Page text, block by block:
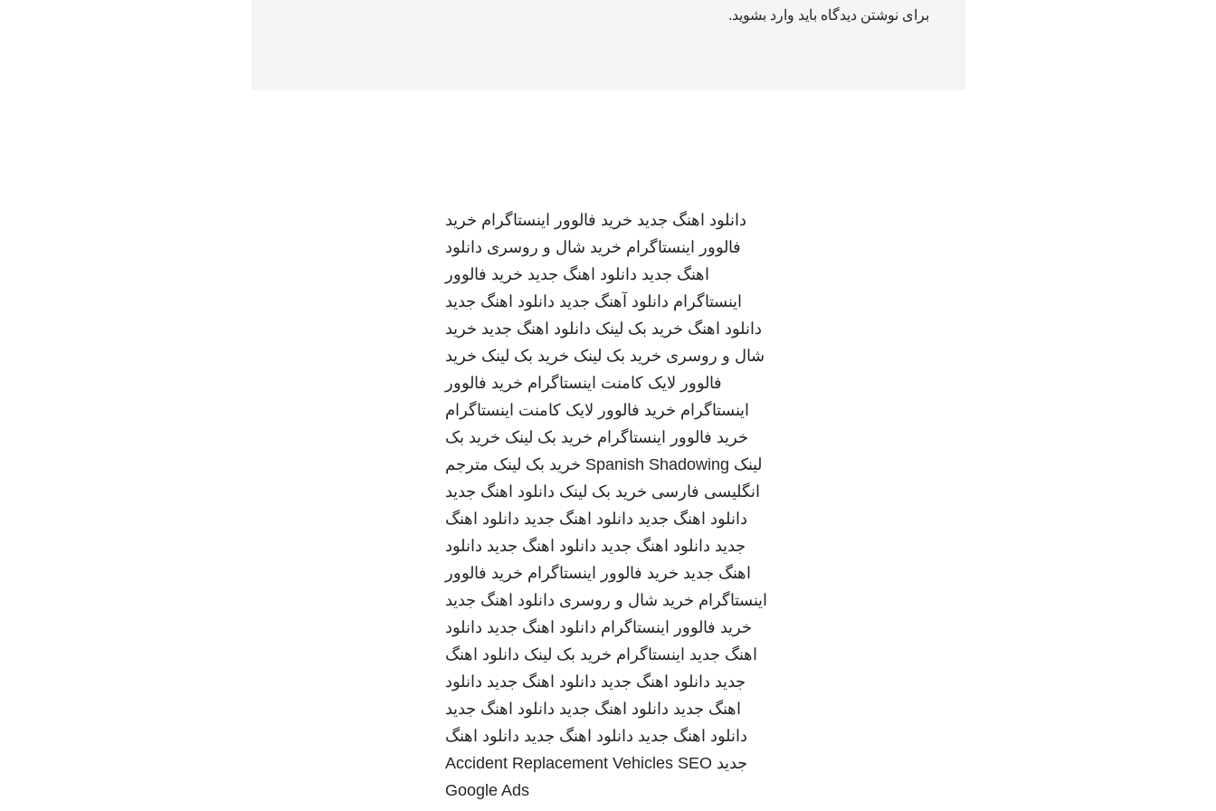
برای نوشتن دیدگاه باید وارد بشوید.
دانلود اهنگ جدید خرید فالوور اینستاگرام خرید
فالوور اینستاگرام خرید شال و روسری دانلود
اهنگ جدید دانلود اهنگ جدید خرید فالوور
اینستاگرام دانلود آهنگ جدید دانلود اهنگ جدید
دانلود اهنگ خرید بک لینک دانلود اهنگ جدید خرید
شال و روسری خرید بک لینک خرید بک لینک خرید
فالوور لایک کامنت اینستاگرام خرید فالوور
اینستاگرام خرید فالوور لایک کامنت اینستاگرام
خرید فالوور اینستاگرام خرید بک لینک خرید بک
لینک Spanish Shadowing خرید بک لینک مترجم
انگلیسی فارسی خرید بک لینک دانلود اهنگ جدید
دانلود اهنگ جدید دانلود اهنگ جدید دانلود اهنگ
جدید دانلود اهنگ جدید دانلود اهنگ جدید دانلود
اهنگ جدید خرید فالوور اینستاگرام خرید فالوور
اینستاگرام خرید شال و روسری دانلود اهنگ جدید
خرید فالوور اینستاگرام دانلود اهنگ جدید دانلود
اهنگ جدید اینستاگرام خرید بک لینک دانلود اهنگ
جدید دانلود اهنگ جدید دانلود اهنگ جدید دانلود
اهنگ جدید دانلود اهنگ جدید دانلود اهنگ جدید
دانلود اهنگ جدید دانلود اهنگ جدید دانلود اهنگ
جدید
Accident Replacement Vehicles SEO
Google Ads